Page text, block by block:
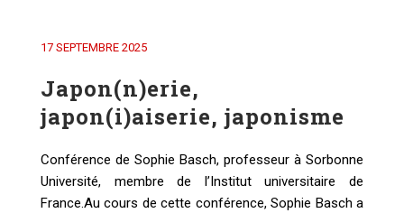
17 SEPTEMBRE 2025
Japon(n)erie,
japon(i)aiserie, japonisme
Conférence de Sophie Basch, professeur à Sorbonne
Université, membre de l’Institut universitaire de
France.Au cours de cette conférence, Sophie Basch a